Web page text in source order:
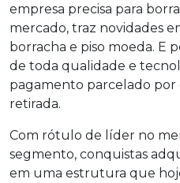
empresa precisa para
mercado, traz novidades
borracha e piso moeda. E
de toda qualidade e
pagamento parcelado por
retirada.
Com rótulo de líder no
segmento, conquistas
em uma estrutura que